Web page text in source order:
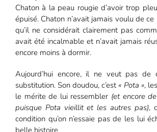
Chaton à la peau rougie d’avoir trop
épuisé. Chaton n’avait jamais voulu de ce
qu’il ne considérait clairement pas
avait été incalmable et n’avait jamais
encore moins à dormir.
Aujourd’hui encore, il ne veut pas de
substitution. Son doudou, c’est « Pota »,
le mérite de lui ressembler (et encore
puisque Pota vieillit et les autres pas),
condition qu’on n’essaie pas de les lui
belle histoire.